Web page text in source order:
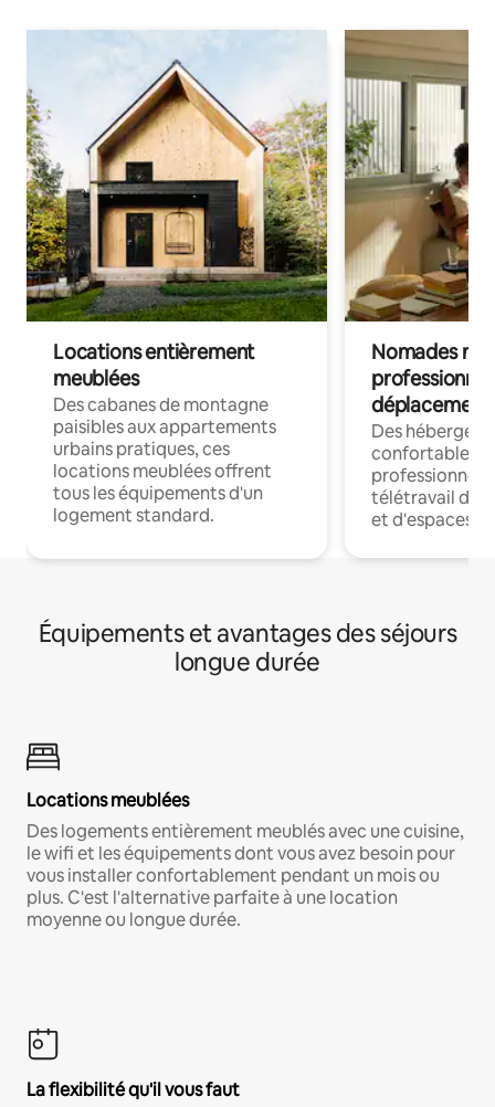
Locations entièrement
meublées
Des cabanes de montagne
paisibles aux appartements
urbains pratiques, ces
locations meublées offrent
tous les équipements d'un
logement standard.
Nomades
déplacement
Des
confortables
professionnels
télétravail
et d'espaces
Équipements et avantages des séjours
longue durée
Locations meublées
Des logements entièrement meublés avec une cuisine,
le wifi et les équipements dont vous avez besoin pour
vous installer confortablement pendant un mois ou
plus. C'est l'alternative parfaite à une location
moyenne ou longue durée.
La flexibilité qu'il vous faut